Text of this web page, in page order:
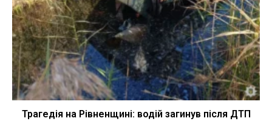
Трагедія на Рівненщині: водій загинув після ДТП